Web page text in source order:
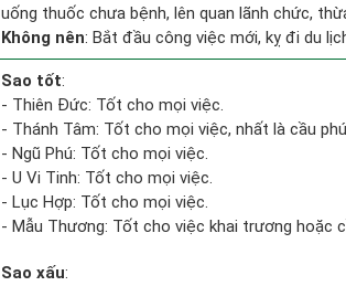
uống thuốc chưa bệnh, lên quan lãnh chức,
Không nên: Bắt đầu công việc mới, kỵ đi du
Sao tốt:
- Thiên Đức: Tốt cho mọi việc.
- Thánh Tâm: Tốt cho mọi việc, nhất là cầu
- Ngũ Phú: Tốt cho mọi việc.
- U Vi Tinh: Tốt cho mọi việc.
- Lục Hợp: Tốt cho mọi việc.
- Mẫu Thương: Tốt cho việc khai trương hoặc
Sao xấu: